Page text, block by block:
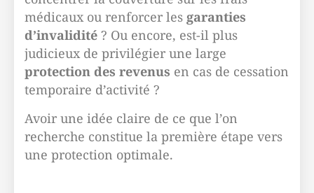
médicaux ou renforcer les garanties
d’invalidité ? Ou encore, est-il plus
judicieux de privilégier une large
protection des revenus en cas de cessation
temporaire d’activité ?
Avoir une idée claire de ce que l’on
recherche constitue la première étape vers
une protection optimale.